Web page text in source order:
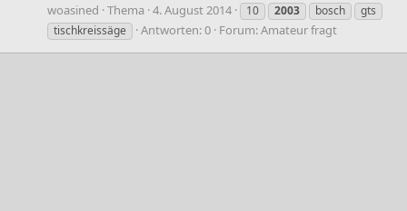
woasined Thema 4. August 2014 10 2003 bosch
gts
tischkreissäge
Antworten: 0 Forum:Amateur fragt